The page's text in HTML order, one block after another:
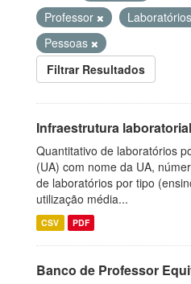
Professor
Laboratórios
Pessoas
Filtrar Resultados
Infraestrutura laboratorial
Quantitativo de laboratórios
(UA) com nome da UA,
de laboratórios por tipo
utilização média...
CSV PDF
Banco de Professor